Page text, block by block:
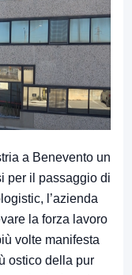
a Benevento un
per il passaggio di
l’azienda
la forza lavoro
volte manifesta
ostico della pur